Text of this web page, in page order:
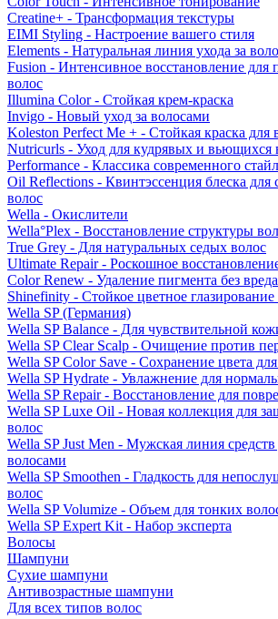
Creatine+ - Трансформация текстуры
EIMI Styling - Настроение вашего стиля
Elements - Натуральная линия ухода за
Fusion - Интенсивное восстановление
волос
Illumina Color - Стойкая крем-краска
Invigo - Новый уход за волосами
Koleston Perfect Me + - Стойкая краска для
Nutricurls - Уход для кудрявых и вьющихся
Performance - Классика современного
Oil Reflections - Квинтэссенция блеска для
волос
Wella - Окислители
Wella°Plex - Восстановление структуры
True Grey - Для натуральных седых волос
Ultimate Repair - Роскошное
Color Renew - Удаление пигмента без
Shinefinity - Стойкое цветное глазирование
Wella SP (Германия)
Wella SP Balance - Для чувствительной
Wella SP Clear Scalp - Очищение против
Wella SP Color Save - Сохранение цвета
Wella SP Hydrate - Увлажнение для
Wella SP Repair - Восстановление для
Wella SP Luxe Oil - Новая коллекция для
волос
Wella SP Just Men - Мужская линия средств
волосами
Wella SP Smoothen - Гладкость для
волос
Wella SP Volumize - Объем для тонких
Wella SP Expert Kit - Набор эксперта
Волосы
Шампуни
Сухие шампуни
Антивозрастные шампуни
Для всех типов волос